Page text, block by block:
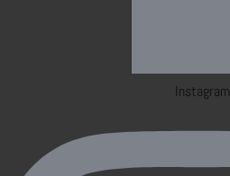
Instagram